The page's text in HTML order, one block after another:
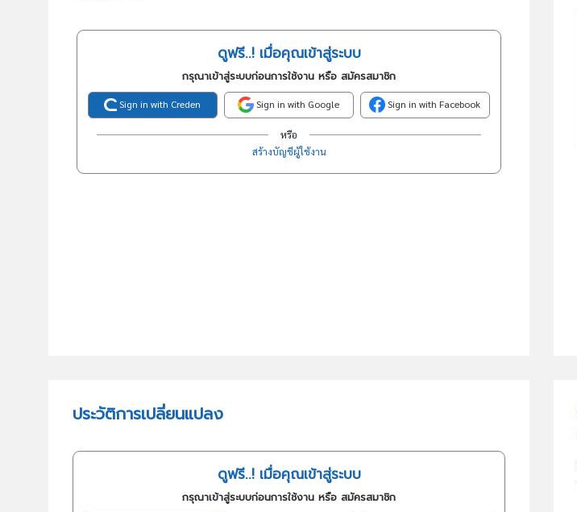
ดูฟรี..! เมื่อคุณเข้าสู่ระบบ
กรุณาเข้าสู่ระบบก่อนการใช้งาน หรือ สมัครสมาชิก
Sign in with Creden Sign in with Google Sign in with Facebook
หรือ
สร้างบัญชีผู้ใช้งาน
ประวัติการเปลี่ยนแปลง
ดูฟรี..! เมื่อคุณเข้าสู่ระบบ
กรุณาเข้าสู่ระบบก่อนการใช้งาน หรือ สมัครสมาชิก